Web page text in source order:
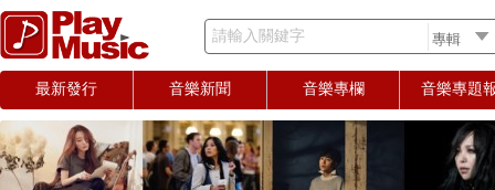
請輸入關鍵字
最新發行 音樂新聞 音樂專欄 音樂專題